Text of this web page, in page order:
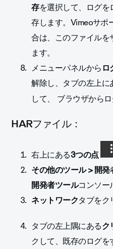
存を選択して、ログ
存します。Vimeoサポ
合は、このファイル
ます。
メニューパネルから
解除し、 タブの左上に
して、
ブラウザからロ
HARファイル：
右上にある3つの点
その他のツール > 開
開発者ツールコンソー
ネットワークタブをク
タブの左上隅にあるク
クして、既存のログを